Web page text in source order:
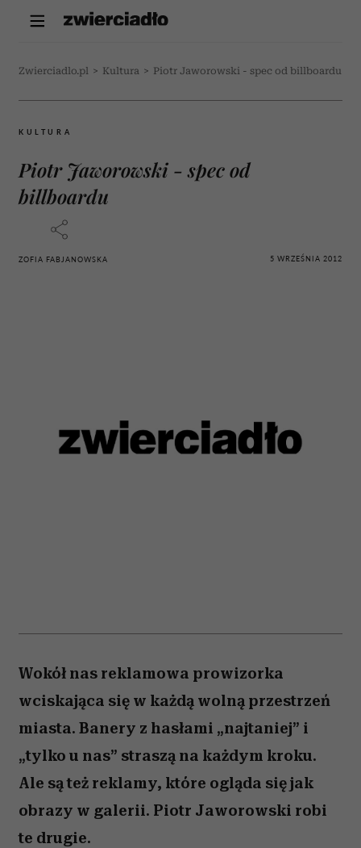
Zwierciadlo.pl > Kultura > Piotr Jaworowski - spec od billboardu
KULTURA
Piotr Jaworowski - spec od
billboardu
ZOFIA FABJANOWSKA 5 WRZEŚNIA 2012
Wokół nas reklamowa prowizorka
wciskająca się w każdą wolną przestrzeń
miasta. Banery z hasłami „najtaniej” i
„tylko u nas” straszą na każdym kroku.
Ale są też reklamy, które ogląda się jak
obrazy w galerii. Piotr Jaworowski robi
te drugie.